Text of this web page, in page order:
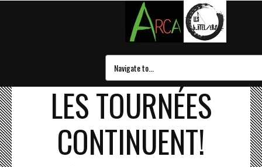
LES TOURNÉES
CONTINUENT!